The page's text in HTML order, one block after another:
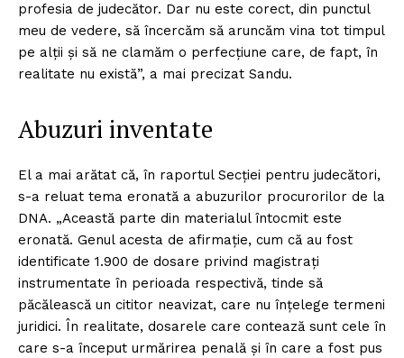
profesia de judecător. Dar nu este corect, din punctul
meu de vedere, să încercăm să aruncăm vina tot timpul
pe alții și să ne clamăm o perfecțiune care, de fapt, în
realitate nu există”, a mai precizat Sandu.
Abuzuri inventate
El a mai arătat că, în raportul Secției pentru judecători,
s-a reluat tema eronată a abuzurilor procurorilor de la
DNA. „Această parte din materialul întocmit este
eronată. Genul acesta de afirmație, cum că au fost
identificate 1.900 de dosare privind magistrați
instrumentate în perioada respectivă, tinde să
păcălească un cititor neavizat, care nu înțelege termeni
juridici. În realitate, dosarele care contează sunt cele în
care s-a început urmărirea penală și în care a fost pus